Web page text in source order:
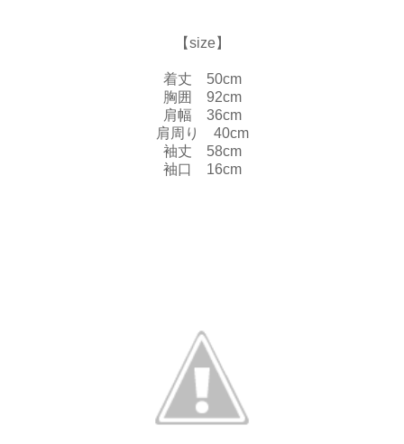
【size】
着丈 50cm
胸囲 92cm
肩幅 36cm
肩周り 40cm
袖丈 58cm
袖口 16cm